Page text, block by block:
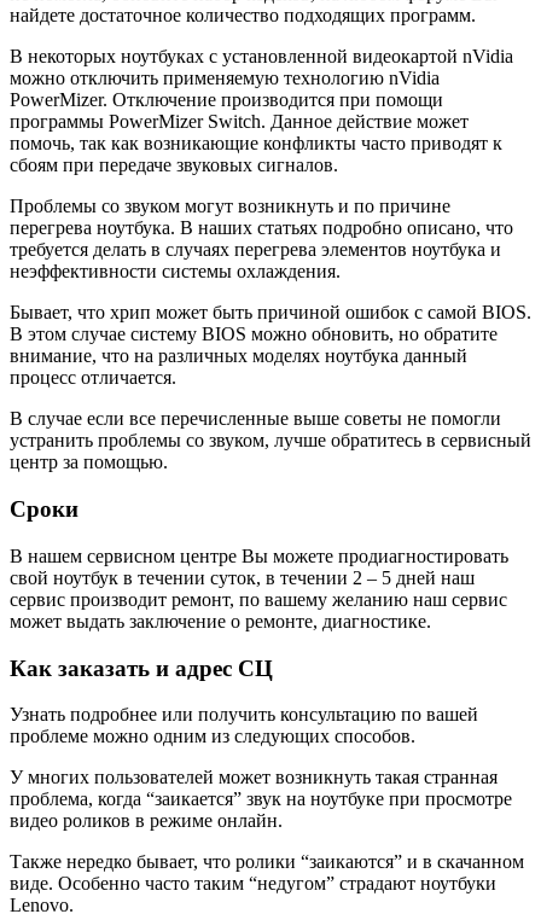
найдете достаточное количество подходящих программ.
В некоторых ноутбуках с установленной видеокартой nVidia
можно отключить применяемую технологию nVidia
PowerMizer. Отключение производится при помощи
программы PowerMizer Switch. Данное действие может
помочь, так как возникающие конфликты часто приводят к
сбоям при передаче звуковых сигналов.
Проблемы со звуком могут возникнуть и по причине
перегрева ноутбука. В наших статьях подробно описано, что
требуется делать в случаях перегрева элементов ноутбука и
неэффективности системы охлаждения.
Бывает, что хрип может быть причиной ошибок с самой BIOS.
В этом случае систему BIOS можно обновить, но обратите
внимание, что на различных моделях ноутбука данный
процесс отличается.
В случае если все перечисленные выше советы не помогли
устранить проблемы со звуком, лучше обратитесь в сервисный
центр за помощью.
Сроки
В нашем сервисном центре Вы можете продиагностировать
свой ноутбук в течении суток, в течении 2 – 5 дней наш
сервис производит ремонт, по вашему желанию наш сервис
может выдать заключение о ремонте, диагностике.
Как заказать и адрес СЦ
Узнать подробнее или получить консультацию по вашей
проблеме можно одним из следующих способов.
У многих пользователей может возникнуть такая странная
проблема, когда “заикается” звук на ноутбуке при просмотре
видео роликов в режиме онлайн.
Также нередко бывает, что ролики “заикаются” и в скачанном
виде. Особенно часто таким “недугом” страдают ноутбуки
Lenovo.